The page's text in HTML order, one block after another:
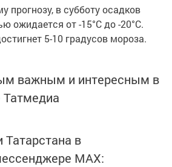
прогнозу, в субботу осадков
ожидается от -15°С до -20°С.
5-10 градусов мороза.
важным и интересным в
Татмедиа
Татарстана в
MАХ: